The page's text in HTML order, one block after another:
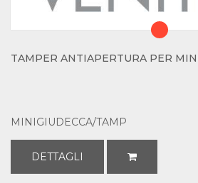
TAMPER ANTIAPERTURA PER
MINIGIUDECCA/TAMP
DETTAGLI